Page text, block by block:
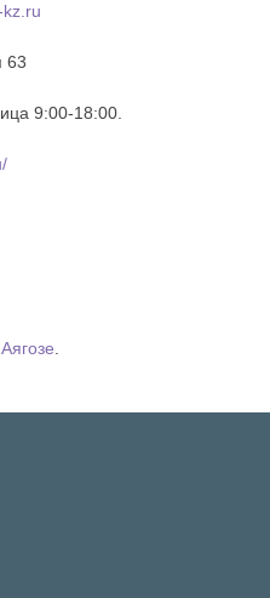
63
9:00-18:00.
.